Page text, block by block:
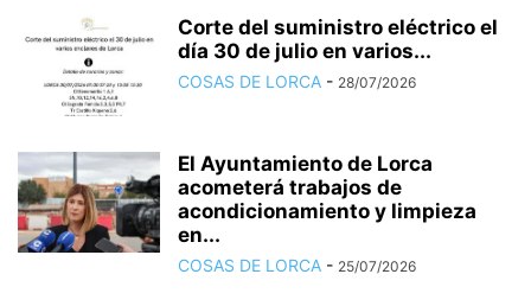
Corte del suministro eléctrico el
día 30 de julio en varios...
COSAS DE LORCA - 28/07/2026
El Ayuntamiento de Lorca
acometerá trabajos de
acondicionamiento y limpieza
en...
COSAS DE LORCA - 25/07/2026